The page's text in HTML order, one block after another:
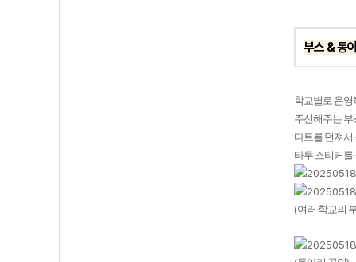
부스 & 동
학교별로 운영
주선해주는 부
다트를 던져서
타투 스티커를
(여러 학교의